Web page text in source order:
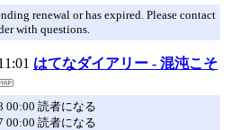
renewal or has expired. Please contact
with questions.
はてなダイアリー - 混沌こそ
00:00 読者になる
00:00 読者になる